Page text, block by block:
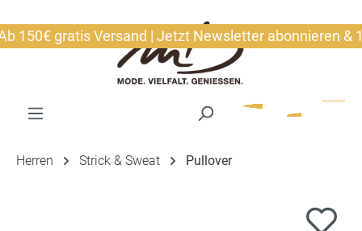
gratis Versand | Jetzt Newsletter abonnieren &
Herren Strick & Sweat Pullover